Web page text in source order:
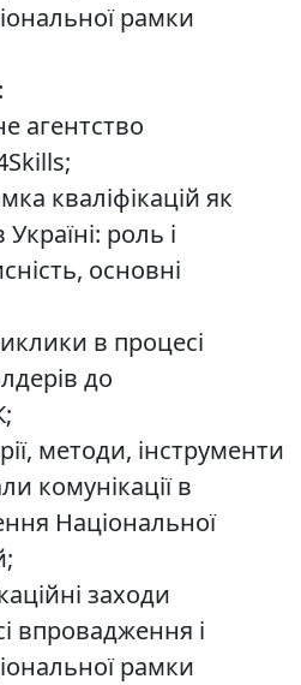
рамки
агентство
кваліфікацій як
роль і
основні
в процесі
до
методи, інструменти
комунікації в
Національної
заходи
впровадження і
рамки